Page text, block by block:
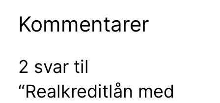
Kommentarer
2 svar til
“Realkreditlån med